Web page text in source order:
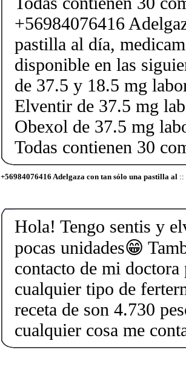
+56984076416
pastilla al día,
disponible en las
de 37.5 y 18.5 mg
Elventir de 37.5 mg
Obexol de 37.5 mg
Todas contienen 30
+56984076416 Adelgaza con tan sólo una pastilla al ::
Hola! Tengo sentis y
pocas unidades😁
contacto de mi doctora
cualquier tipo de
receta de son 4.730
cualquier cosa me